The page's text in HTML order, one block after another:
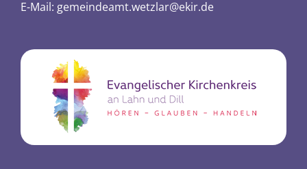
E-Mail: gemeindeamt.wetzlar@ekir.de